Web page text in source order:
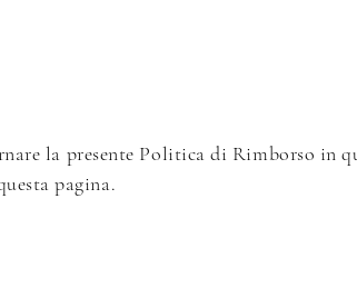
la presente Politica di Rimborso in
pagina.